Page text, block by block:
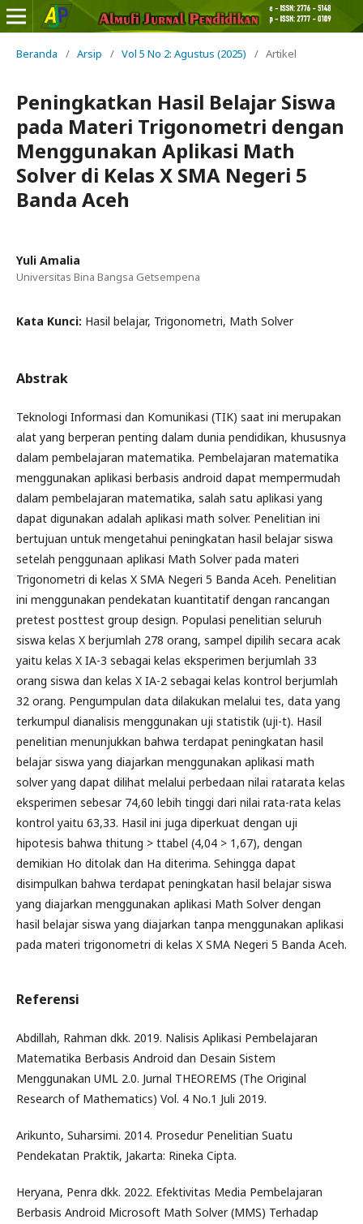
Beranda / Arsip / Vol 5 No 2: Agustus (2025) / Artikel
Peningkatkan Hasil Belajar Siswa
pada Materi Trigonometri dengan
Menggunakan Aplikasi Math
Solver di Kelas X SMA Negeri 5
Banda Aceh
Yuli Amalia
Universitas Bina Bangsa Getsempena
Kata Kunci: Hasil belajar, Trigonometri, Math Solver
Abstrak
Teknologi Informasi dan Komunikasi (TIK) saat ini merupakan
alat yang berperan penting dalam dunia pendidikan, khususnya
dalam pembelajaran matematika. Pembelajaran matematika
menggunakan aplikasi berbasis android dapat mempermudah
dalam pembelajaran matematika, salah satu aplikasi yang
dapat digunakan adalah aplikasi math solver. Penelitian ini
bertujuan untuk mengetahui peningkatan hasil belajar siswa
setelah penggunaan aplikasi Math Solver pada materi
Trigonometri di kelas X SMA Negeri 5 Banda Aceh. Penelitian
ini menggunakan pendekatan kuantitatif dengan rancangan
pretest posttest group design. Populasi penelitian seluruh
siswa kelas X berjumlah 278 orang, sampel dipilih secara acak
yaitu kelas X IA-3 sebagai kelas eksperimen berjumlah 33
orang siswa dan kelas X IA-2 sebagai kelas kontrol berjumlah
32 orang. Pengumpulan data dilakukan melalui tes, data yang
terkumpul dianalisis menggunakan uji statistik (uji-t). Hasil
penelitian menunjukkan bahwa terdapat peningkatan hasil
belajar siswa yang diajarkan menggunakan aplikasi math
solver yang dapat dilihat melalui perbedaan nilai ratarata kelas
eksperimen sebesar 74,60 lebih tinggi dari nilai rata-rata kelas
kontrol yaitu 63,33. Hasil ini juga diperkuat dengan uji
hipotesis bahwa thitung > ttabel (4,04 > 1,67), dengan
demikian Ho ditolak dan Ha diterima. Sehingga dapat
disimpulkan bahwa terdapat peningkatan hasil belajar siswa
yang diajarkan menggunakan aplikasi Math Solver dengan
hasil belajar siswa yang diajarkan tanpa menggunakan aplikasi
pada materi trigonometri di kelas X SMA Negeri 5 Banda Aceh.
Referensi
Abdillah, Rahman dkk. 2019. Nalisis Aplikasi Pembelajaran
Matematika Berbasis Android dan Desain Sistem
Menggunakan UML 2.0. Jurnal THEOREMS (The Original
Research of Mathematics) Vol. 4 No.1 Juli 2019.
Arikunto, Suharsimi. 2014. Prosedur Penelitian Suatu
Pendekatan Praktik, Jakarta: Rineka Cipta.
Heryana, Penra dkk. 2022. Efektivitas Media Pembelajaran
Berbasis Android Microsoft Math Solver (MMS) Terhadap